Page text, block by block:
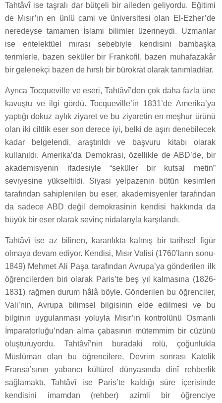
Tahtâvî ise taşralı dar bütçeli bir aileden geliyordu. Eğitimi
de Mısır’ın en ünlü cami ve üniversitesi olan El-Ezher’de
neredeyse tamamen İslami bilimler üzerineydi. Uzmanlar
ise entelektüel mirası sebebiyle kendisini bambaşka
terimlerle, bazen seküler bir Frankofil, bazen muhafazakâr
bir gelenekçi bazen de hırslı bir bürokrat olarak tanımladılar.
Ayrıca Tocqueville ve eseri, Tahtâvî’den çok daha fazla üne
kavuştu ve ilgi gördü. Tocqueville’in 1831’de Amerika’ya
yaptığı dokuz aylık ziyaret ve bu ziyaretin en meşhur ürünü
olan iki ciltlik eser son derece iyi, belki de aşırı denebilecek
kadar belgelendi, araştırıldı ve başvuru kitabı olarak
kullanıldı. Amerika’da Demokrasi, özellikle de ABD’de, bir
akademisyenin ifadesiyle “seküler bir kutsal metin”
seviyesine yükseltildi. Siyasi yelpazenin bütün kesimleri
tarafından sahiplenilen bu eser, akademisyenler tarafından
da sadece ABD değil demokrasinin kendisi hakkında da
büyük bir eser olarak sevinç nidalarıyla karşılandı.
Tahtâvî ise az bilinen, karanlıkta kalmış bir tarihsel figür
olmaya devam ediyor. Kendisi, Mısır Valisi (1760’ların sonu-
1849) Mehmet Ali Paşa tarafından Avrupa’ya gönderilen ilk
öğrencilerden biri olarak Paris’te beş yıl kalmasına (1826-
1831) rağmen durum hâlâ böyle. Gönderilen bu öğrenciler,
Vali’nin, Avrupa bilimsel bilgisinin elde edilmesi ve bu
bilginin uygulanması yoluyla Mısır’ın kontrolünü Osmanlı
İmparatorluğu’ndan alma çabasının mütemmim bir cüzünü
oluşturuyordu. Tahtâvî’nin buradaki rolü, çoğunlukla
Müslüman olan bu öğrencilere, Devrim sonrası Katolik
Fransa’sının yabancı kültürel dünyasında dinî rehberlik
sağlamaktı. Tahtâvî ise Paris’te kaldığı süre içerisinde
kendisini imamdan (rehber) azimli bir öğrenciye